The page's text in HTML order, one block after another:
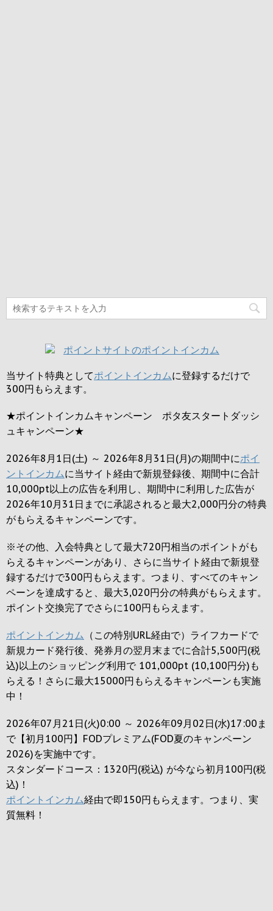
当サイト特典としてポイントインカムに登録するだけで
300円 もらえます。
★ポイントインカムキャンペーン ポタ友スタートダッシ
ュキャンペーン★
2026年8月1日(土) ～ 2026年8月31日(月)の期間中にポイ
ントインカムに当サイト経由で新規登録後、期間中に合計
10,000pt以上の広告を利用し、期間中に利用した広告が
2026年10月31日までに承認されると最大2,000円分の特典
がもらえるキャンペーンです。
※その他、入会特典として最大720円相当のポイントがも
らえるキャンペーンがあり、さらに当サイト経由で新規登
録するだけで300円 もらえます。つまり、すべてのキャン
ペーンを達成すると、最大3,020円分の特典がもらえます。
ポイント交換完了でさらに100円 もらえます。
ポイントインカム （この特別URL経由で）ライフカードで
新規カード発行後、発券月の翌月末までに合計5,500円(税
込)以上のショッピング利用で 101,000pt (10,100円分)も
らえる！さらに最大15000円もらえるキャンペーンも実施
中！
2026年07月21日(火)0:00 ～ 2026年09月02日(水)17:00ま
で【初月100円】FODプレミアム(FOD夏のキャンペーン
2026)を実施中です。
スタンダードコース：1320円(税込) が今なら初月100円(税
込)！
ポイントインカム経由で即150円もらえます。つまり、実
質無料！